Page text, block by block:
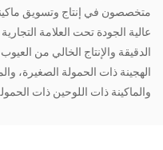
متخصصون في إنتاج وتسويق
الدقيقة والإنتاج الخالي من
الهجينة ذات الحمولة الصغيرة،
والماكينة ذات اللوحين ذات